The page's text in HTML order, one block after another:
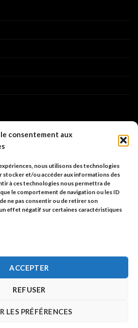
consentement aux
nous utilisons des technologies
stocker et/ou accéder aux informations des
à ces technologies nous permettra de
le comportement de navigation ou les ID
ne pas consentir ou de retirer son
effet négatif sur certaines caractéristiques
ACCEPTER
REFUSER
LES PRÉFÉRENCES
les envois en AR.